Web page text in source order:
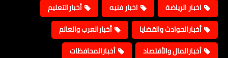
اخبار الرياضة اخبار فنيه
أخبارالتعليم
أخبارالحوادث والقضايا
أخبارالعرب والعالم
أخبارالمال والأقتصاد
أخبارالمحافظات